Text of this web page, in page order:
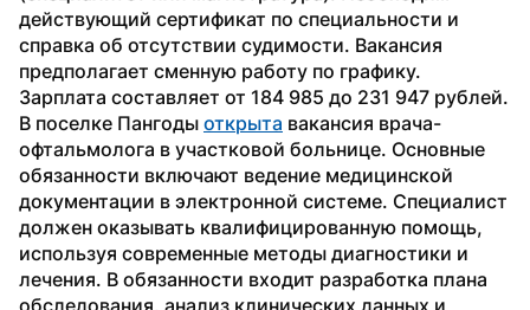
действующий сертификат по специальности и
справка об отсутствии судимости. Вакансия
предполагает сменную работу по графику.
Зарплата составляет от 184 985 до 231 947 рублей.
В поселке Пангоды открыта вакансия врача-
офтальмолога в участковой больнице. Основные
обязанности включают ведение медицинской
документации в электронной системе. Специалист
должен оказывать квалифицированную помощь,
используя современные методы диагностики и
лечения. В обязанности входит разработка плана
обследования, анализ клинических данных и